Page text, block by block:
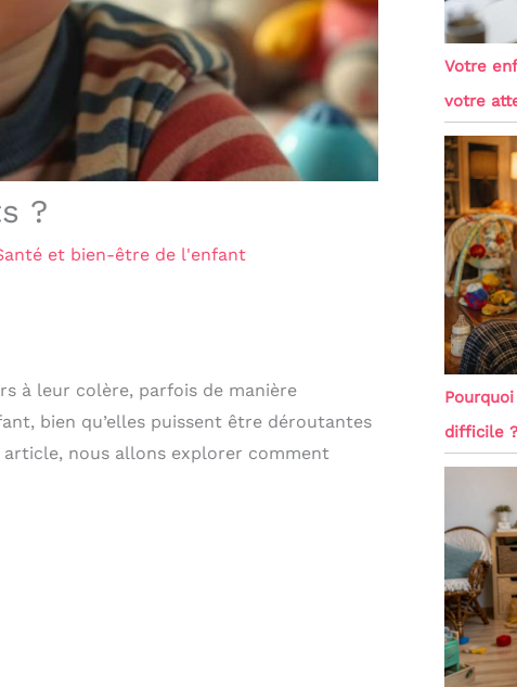
?
et bien-être de l'enfant
à leur colère, parfois de manière
bien qu’elles puissent être déroutantes
nous allons explorer comment
Votre
votre
difficile ?